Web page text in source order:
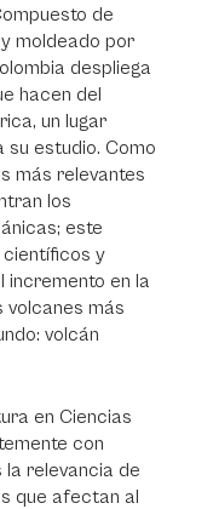
de
moldeado por
despliega
hacen del
un lugar
estudio. Como
más relevantes
los
este
científicos y
incremento en la
volcanes más
volcán
en Ciencias
con
relevancia de
que afectan al